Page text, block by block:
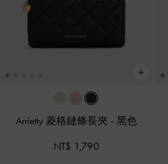
Arrietty 菱格鏈條長夾 - 黑色
NT$ 1,790